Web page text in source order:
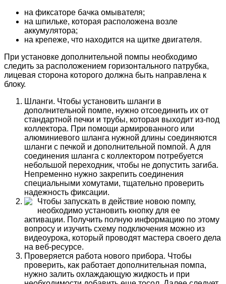
на фиксаторе бачка омывателя;
на шпильке, которая расположена возле
аккумулятора;
на крепеже, что находится на щитке двигателя.
При установке дополнительной помпы необходимо
следить за расположением горизонтального патрубка,
лицевая сторона которого должна быть направлена к
блоку.
Шланги. Чтобы установить шланги в
дополнительной помпе, нужно отсоединить их от
стандартной печки и трубы, которая выходит из-под
коллектора. При помощи армированного или
алюминиевого шланга нужной длины соединяются
шланги с печкой и дополнительной помпой. А для
соединения шланга с коллектором потребуется
небольшой переходник, чтобы не допустить загиба.
Непременно нужно закрепить соединения
специальными хомутами, тщательно проверить
надежность фиксации.
Чтобы запускать в действие новою помпу,
необходимо установить кнопку для ее
активации. Получить полную информацию по этому
вопросу и изучить схему подключения можно из
видеоурока, который проводят мастера своего дела
на веб-ресурсе.
Проверяется работа нового прибора. Чтобы
проверить, как работает дополнительная помпа,
нужно залить охлаждающую жидкость и при